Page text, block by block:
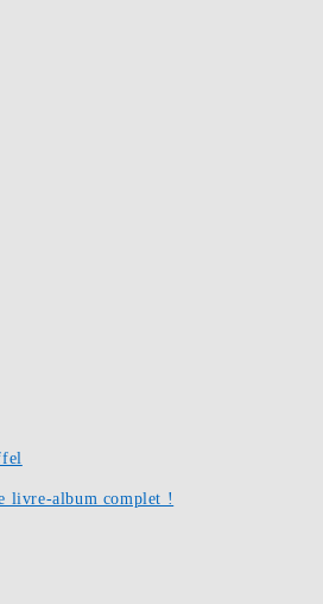
livre-album complet !